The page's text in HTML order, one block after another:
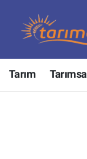
Tarım
Tarım
Nöbetçi
Hava